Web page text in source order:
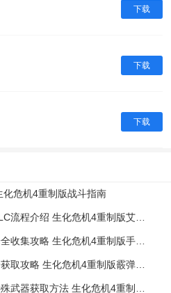
下载
下载
下载
危机4重制版战斗指南